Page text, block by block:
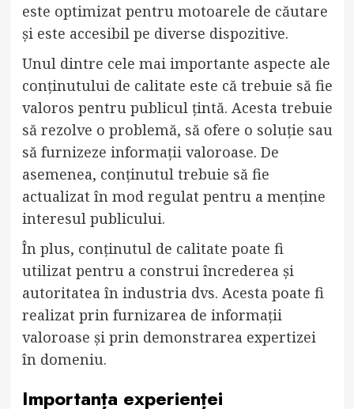
este optimizat pentru motoarele de căutare
și este accesibil pe diverse dispozitive.
Unul dintre cele mai importante aspecte ale
conținutului de calitate este că trebuie să fie
valoros pentru publicul țintă. Acesta trebuie
să rezolve o problemă, să ofere o soluție sau
să furnizeze informații valoroase. De
asemenea, conținutul trebuie să fie
actualizat în mod regulat pentru a menține
interesul publicului.
În plus, conținutul de calitate poate fi
utilizat pentru a construi încrederea și
autoritatea în industria dvs. Acesta poate fi
realizat prin furnizarea de informații
valoroase și prin demonstrarea expertizei
în domeniu.
Importanța experienței